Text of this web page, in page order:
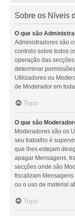
Sobre os Níveis
O que são
Administradores são
controlo sobre todos
operação das
determinar
Utilizadores ou
de Moderador em
Topo
O que são
Moderadores são os
seu trabalho é
que lhes estejam
apagar Mensagens,
secções onde são
fiscalizam
ou o uso de material
Topo